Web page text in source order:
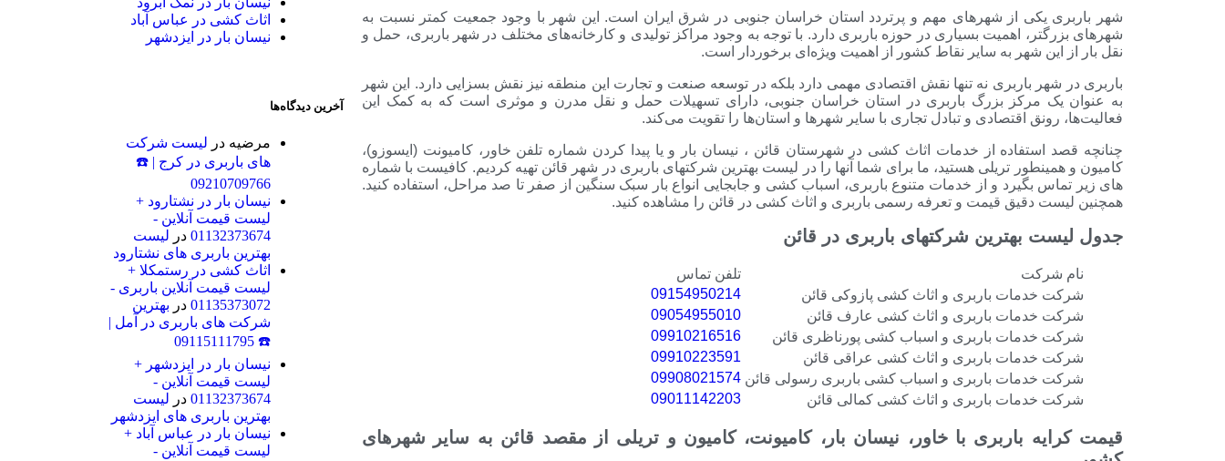
شهر باربری یکی از شهرهای مهم و پرتردد استان خراسان جنوبی در شرق ایران است. این شهر با وجود جمعیت کمتر نسبت به
شهرهای بزرگتر، اهمیت بسیاری در حوزه باربری دارد. با توجه به وجود مراکز تولیدی و کارخانه‌های مختلف در شهر باربری، حمل و
نقل بار از این شهر به سایر نقاط کشور از اهمیت ویژه‌ای برخوردار است.
باربری در شهر باربری نه تنها نقش اقتصادی مهمی دارد بلکه در توسعه صنعت و تجارت این منطقه نیز نقش بسزایی دارد. این شهر
به عنوان یک مرکز بزرگ باربری در استان خراسان جنوبی، دارای تسهیلات حمل و نقل مدرن و موثری است که به کمک این
فعالیت‌ها، رونق اقتصادی و تبادل تجاری با سایر شهرها و استان‌ها را تقویت می‌کند.
چنانچه قصد استفاده از خدمات اثاث کشی در شهرستان قائن ، نیسان بار و یا پیدا کردن شماره تلفن خاور، کامیونت (ایسوزو)،
کامیون و همینطور تریلی هستید، ما برای شما آنها را در لیست بهترین شرکتهای باربری در شهر قائن تهیه کردیم. کافیست با شماره
های زیر تماس بگیرد و از خدمات متنوع باربری، اسباب کشی و جابجایی انواع بار سبک سنگین از صفر تا صد مراحل، استفاده کنید.
همچنین لیست دقیق قیمت و تعرفه رسمی باربری و اثاث کشی در قائن را مشاهده کنید.
جدول لیست بهترین شرکتهای باربری در قائن
نام شرکت
تلفن تماس
شرکت خدمات باربری و اثاث کشی پازوکی قائن
09154950214
شرکت خدمات باربری و اثاث کشی عارف قائن
09054955010
شرکت خدمات باربری و اسباب کشی پورناظری قائن
09910216516
شرکت خدمات باربری و اثاث کشی عراقی قائن
09910223591
شرکت خدمات باربری و اسباب کشی باربری رسولی قائن 09908021574
شرکت خدمات باربری و اثاث کشی کمالی قائن
09011142203
قیمت کرایه باربری با خاور، نیسان بار، کامیونت، کامیون و تریلی از مقصد قائن به سایر شهرهای
اثاث کشی در عباس آباد
نیسان بار در ایزدشهر
آخرین دیدگاه‌ها
مرضیه در لیست شرکت
های باربری در کرج | ☎️
09210709766
نیسان بار در نشتارود +
لیست قیمت آنلاین -
01132373674 در لیست
بهترین باربری های نشتارود
اثاث کشی در رستمکلا +
لیست قیمت آنلاین باربری -
01135373072 در بهترین
شرکت های باربری در آمل |
☎️ 09115111795
نیسان بار در ایزدشهر +
لیست قیمت آنلاین -
01132373674 در لیست
بهترین باربری های ایزدشهر
نیسان بار در عباس آباد +
لیست قیمت آنلاین -